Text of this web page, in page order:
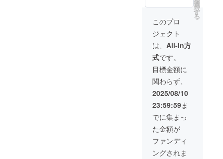
品を含
を送付
いたし
ま
す。
・収録
予定時
間：3時
間 ・提
供方
法：
メール
にURL
を記載
しま
す。
程：
2025年
8月10日
(日)
14時
~17時予
定 ・場
所：東
京都千
代田区
外神田
4-14-1
秋葉原
UDX 4F
・支援
者様の
交通費
や滞在
費は各
選
択
す
る
このプロ
ジェクト
は、 All-In方
式です。
目標金額に
関わらず、
2025/08/10
23:59:59ま
でに集まっ
た金額が
ファンディ
ングされま